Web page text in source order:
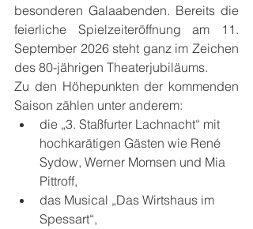
besonderen Galaabenden. Bereits die
feierliche Spielzeiteröffnung am 11.
September 2026 steht ganz im Zeichen
des 80-jährigen Theaterjubiläums.
Zu den Höhepunkten der kommenden
Saison zählen unter anderem:
die „3. Staßfurter Lachnacht“ mit
hochkarätigen Gästen wie René
Sydow, Werner Momsen und Mia
Pittroff,
das Musical „Das Wirtshaus im
Spessart“,